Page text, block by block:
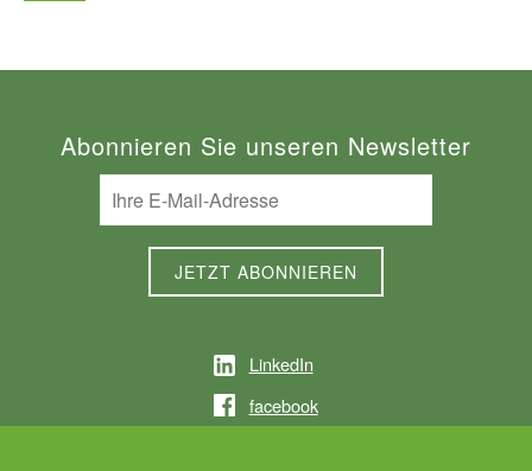
Abonnieren Sie unseren Newsletter
LinkedIn
facebook